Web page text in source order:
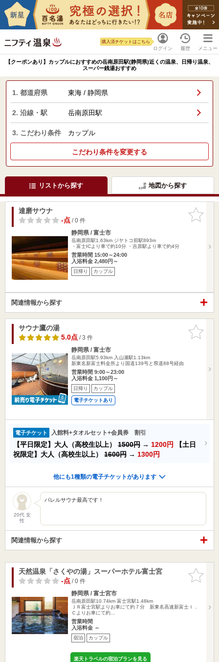
ログイン
購入済チケットはこちら
履歴 メニュー
【クーポンあり】カップルにおすすめの岳南原田駅(静岡県)近くの温泉、日帰り温泉、
スーパー銭湯おすすめ
1. 都道府県 東海 / 静岡県
2. 沿線・駅 岳南原田駅
3. こだわり条件 カップル
こだわり条件を変更する
リストから探す 地図から探す
お気に入
りに追加
達磨サウナ
-点/ 0 件
静岡県 / 富士市
岳南原田駅1.63km ジヤトコ前駅893m
・富士ICより車で約10分 ・吉原駅より車で約4分
営業時間 15:00～24:00
入浴料金 2,480円～
日帰り カップル
関連情報から探す
お気に入
りに追加
サウナ鷹の湯
5.0点/ 3 件
静岡県 / 富士市
岳南原田駅5.93km 入山瀬駅1.13km
新東名新富士料金所より国道139号と県道88号経由
営業時間 9:00～23:00
入浴料金 1,100円～
日帰り カップル
電子チケットあり
電子チケット 入館料+タオルセット+会員券 割引
【平日限定】大人（高校生以上） 1500円 → 1200円
【土日
祝限定】大人（高校生以上） 1600円 → 1300円
他にも1種類の電子チケットがあります
20代 女
性
バレルサウナ最高です！
関連情報から探す
お気に入
りに追加
天然温泉「さくやの湯」スーパーホテル富士宮
-点/ 0 件
静岡県 / 富士宮市
岳南原田駅10.74km 富士宮駅1.48km
ＪＲ富士宮駅よりお車にて約７分 新東名高速新富士Ｉ．
Ｃよりお車にて約…
営業時間
入浴料金 ～
宿泊 カップル
楽天トラベルの宿泊プランを見る